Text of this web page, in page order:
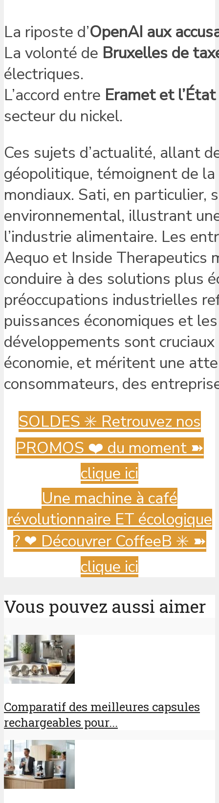
La riposte d’OpenAI aux
La volonté de Bruxelles de
électriques.
L’accord entre Eramet et l’État
secteur du nickel.
Ces sujets d’actualité, allant
géopolitique, témoignent de
mondiaux. Sati, en particulier,
environnemental, illustrant
l’industrie alimentaire. Les
Aequo et Inside Therapeutics
conduire à des solutions plus
préoccupations industrielles
puissances économiques et
développements sont
économie, et méritent une
consommateurs, des
SOLDES ✳️ Retrouvez nos
PROMOS ❤️ du moment ➽
clique ici
Une machine à café
révolutionnaire ET écologique
? ️❤ Découvrer CoffeeB ✳️ ➽
clique ici
Vous pouvez aussi aimer
Comparatif des meilleures capsules
rechargeables pour...